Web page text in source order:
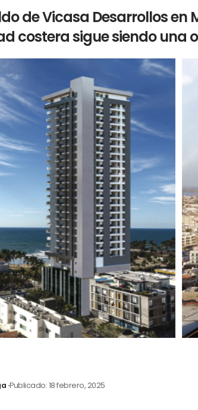
de Vicasa Desarrollos
costera sigue siendo una
Publicado: 18 febrero, 2025